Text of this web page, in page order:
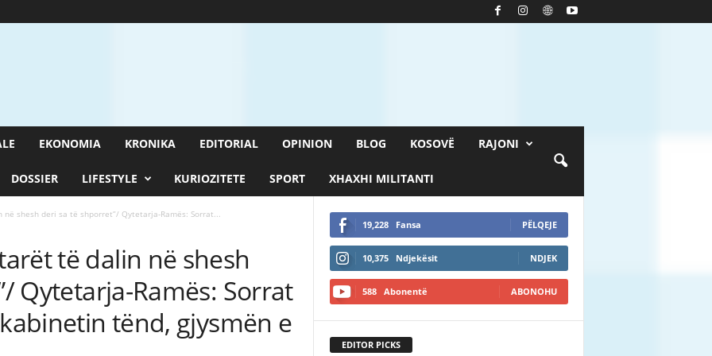
EKONOMIA KRONIKA EDITORIAL OPINION BLOG KOSOVË RAJONI
DOSSIER LIFESTYLE KURIOZITETE SPORT XHAXHI MILITANTI
në shesh deri sa të shporret”/ Qytetarja-Ramës: Sorrat...
të dalin në shesh
Qytetarja-Ramës: Sorrat
tënd, gjysmën e
19,228 Fansa PËLQEJE
10,375 Ndjekësit NDJEK
588 Abonentë ABONOHU
EDITOR PICKS